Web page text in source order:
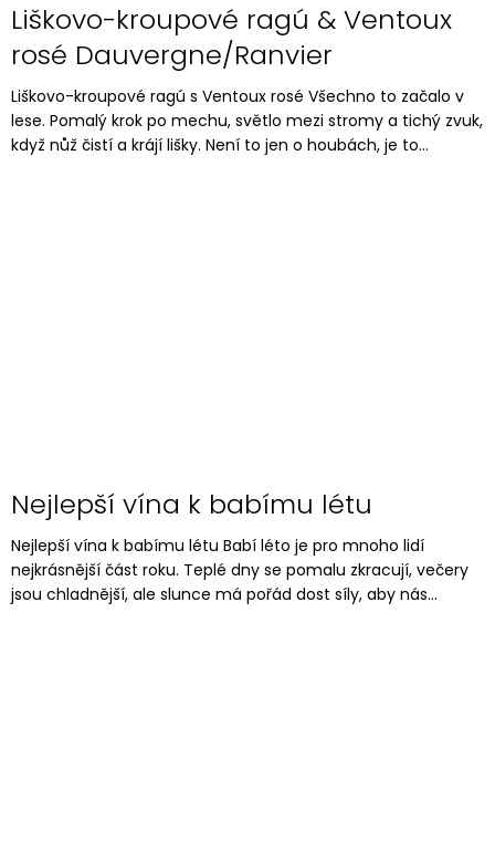
Liškovo-kroupové ragú & Ventoux
rosé Dauvergne/Ranvier
Liškovo-kroupové ragú s Ventoux rosé Všechno to začalo v
lese. Pomalý krok po mechu, světlo mezi stromy a tichý zvuk,
když nůž čistí a krájí lišky. Není to jen o houbách, je to...
Nejlepší vína k babímu létu
Nejlepší vína k babímu létu Babí léto je pro mnoho lidí
nejkrásnější část roku. Teplé dny se pomalu zkracují, večery
jsou chladnější, ale slunce má pořád dost síly, aby nás...